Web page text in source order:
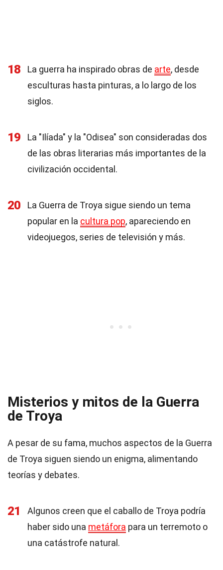
18 La guerra ha inspirado obras de arte, desde
esculturas hasta pinturas, a lo largo de los
siglos.
19
La "Ilíada" y la "Odisea" son consideradas dos
de las obras literarias más importantes de la
civilización occidental.
20
La Guerra de Troya sigue siendo un tema
popular en la cultura pop, apareciendo en
videojuegos, series de televisión y más.
Misterios y mitos de la Guerra
de Troya
A pesar de su fama, muchos aspectos de la Guerra
de Troya siguen siendo un enigma, alimentando
teorías y debates.
21
Algunos creen que el caballo de Troya podría
haber sido una metáfora para un terremoto o
una catástrofe natural.